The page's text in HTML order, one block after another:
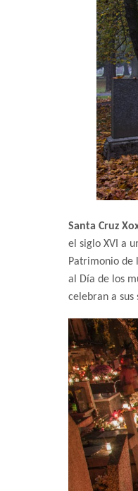
Santa Cruz
el siglo XVI a
Patrimonio de
al Día de los
celebran a sus